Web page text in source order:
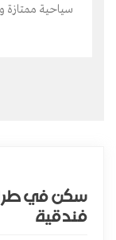
سياحية ممتازة
سكن في
فندقية